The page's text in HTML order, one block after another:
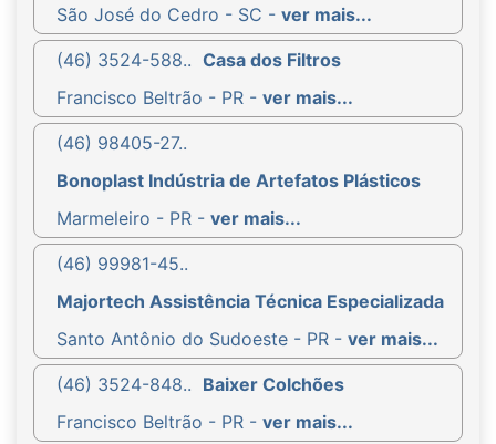
São José do Cedro - SC - ver mais...
(46) 3524-588.. Casa dos Filtros
Francisco Beltrão - PR - ver mais...
(46) 98405-27..
Bonoplast Indústria de Artefatos Plásticos
Marmeleiro - PR - ver mais...
(46) 99981-45..
Majortech Assistência Técnica Especializada
Santo Antônio do Sudoeste - PR - ver mais...
(46) 3524-848.. Baixer Colchões
Francisco Beltrão - PR - ver mais...